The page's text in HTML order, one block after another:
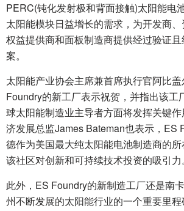
PERC(钝化发射极和背面接触)太阳能电
太阳能模块日益增长的需求，为开发商
权益提供商和面板制造商提供经过验证
案。
太阳能产业协会主席兼首席执行官阿比盖
Foundry的新工厂表示祝贺，并指出该工
球太阳能制造业主导者方面将发挥关键
济发展总监James Bateman也表示，ES
德作为美国最大纯太阳能电池制造商的
该社区对创新和可持续技术投资的吸引力。
此外，ES Foundry的新制造工厂还是南
州不断发展的太阳能行业的一个重要里